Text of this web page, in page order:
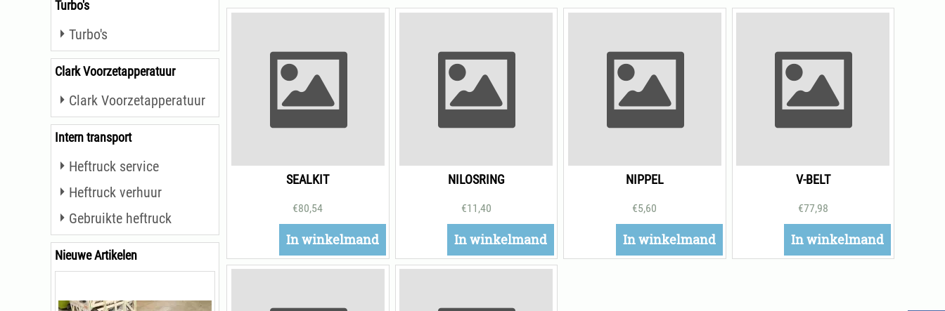
Turbo's
Turbo's
Clark Voorzetapperatuur
Clark Voorzetapperatuur
Intern transport
Heftruck service
Heftruck verhuur
Gebruikte heftruck
Nieuwe Artikelen
SEALKIT
€80,54
In winkelmand
NILOSRING
€11,40
In winkelmand
NIPPEL
€5,60
In winkelmand
V-BELT
€77,98
In winkelmand